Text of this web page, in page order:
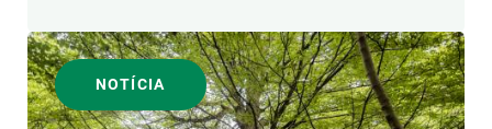
NOTÍCIA